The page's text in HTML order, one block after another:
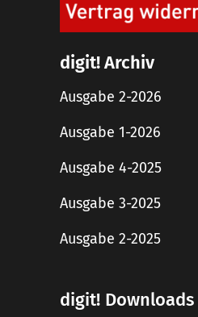
digit! Archiv
Ausgabe 2-2026
Ausgabe 1-2026
Ausgabe 4-2025
Ausgabe 3-2025
Ausgabe 2-2025
digit! Downloads